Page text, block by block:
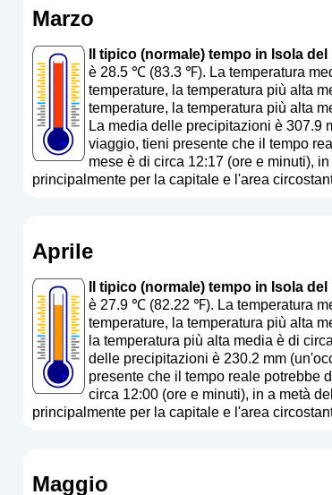
Marzo
Il tipico (normale) tempo in Isola
è 28.5 ℃ (83.3 ℉). La temperatura
temperature, la temperatura più alta
temperature, la temperatura più alta
La media delle precipitazioni è 307.9
viaggio, tieni presente che il tempo
mese è di circa 12:17 (ore e minuti),
principalmente per la capitale e l'area
Aprile
Il tipico (normale) tempo in Isola
è 27.9 ℃ (82.22 ℉). La temperatura
temperature, la temperatura più alta
la temperatura più alta media è di
delle precipitazioni è 230.2 mm (
presente che il tempo reale potrebbe
circa 12:00 (ore e minuti), in a metà
principalmente per la capitale e l'area
Maggio